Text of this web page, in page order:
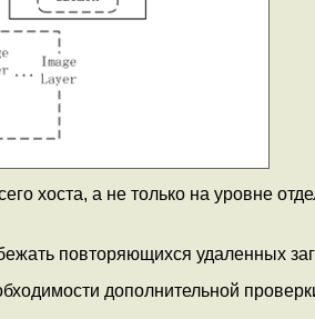
хоста, а не только на уровне
повторяющихся удаленных
дополнительной